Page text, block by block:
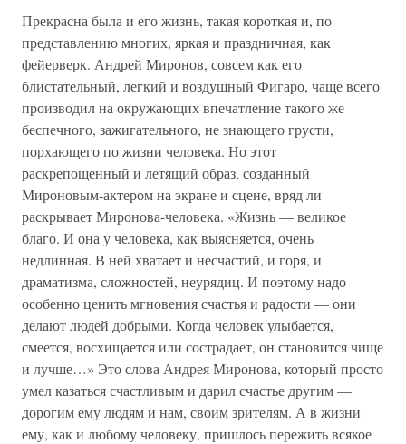
Прекрасна была и его жизнь, такая короткая и, по
представлению многих, яркая и праздничная, как
фейерверк. Андрей Миронов, совсем как его
блистательный, легкий и воздушный Фигаро, чаще всего
производил на окружающих впечатление такого же
беспечного, зажигательного, не знающего грусти,
порхающего по жизни человека. Но этот
раскрепощенный и летящий образ, созданный
Мироновым-актером на экране и сцене, вряд ли
раскрывает Миронова-человека. «Жизнь — великое
благо. И она у человека, как выясняется, очень
недлинная. В ней хватает и несчастий, и горя, и
драматизма, сложностей, неурядиц. И поэтому надо
особенно ценить мгновения счастья и радости — они
делают людей добрыми. Когда человек улыбается,
смеется, восхищается или сострадает, он становится чище
и лучше…» Это слова Андрея Миронова, который просто
умел казаться счастливым и дарил счастье другим —
дорогим ему людям и нам, своим зрителям. А в жизни
ему, как и любому человеку, пришлось пережить всякое